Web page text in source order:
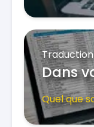
Traduction
Dans
Quel que